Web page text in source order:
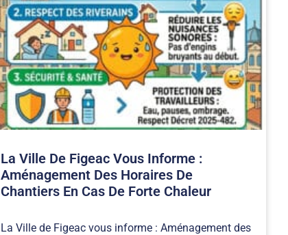
La Ville De Figeac Vous Informe :
Aménagement Des Horaires De
Chantiers En Cas De Forte Chaleur
La Ville de Figeac vous informe : Aménagement des